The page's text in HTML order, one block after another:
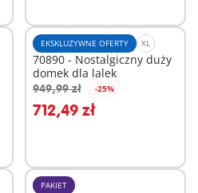
EKSKLUZYWNE OFERTY XL
70890 - Nostalgiczny duży
domek dla lalek
949,99 zł -25%
712,49 zł
Dodaj do koszyka
PAKIET